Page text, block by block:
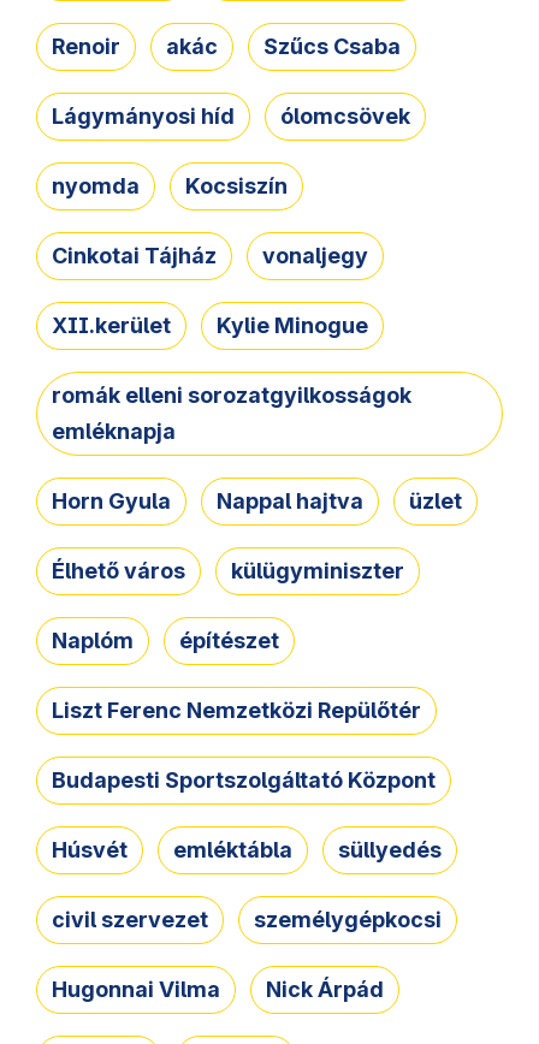
Renoir akác Szűcs Csaba
Lágymányosi híd ólomcsövek
nyomda Kocsiszín
Cinkotai Tájház vonaljegy
XII.kerület Kylie Minogue
romák elleni sorozatgyilkosságok
emléknapja
Horn Gyula Nappal hajtva üzlet
Élhető város külügyminiszter
Naplóm építészet
Liszt Ferenc Nemzetközi Repülőtér
Budapesti Sportszolgáltató Központ
Húsvét emléktábla süllyedés
civil szervezet személygépkocsi
Hugonnai Vilma Nick Árpád